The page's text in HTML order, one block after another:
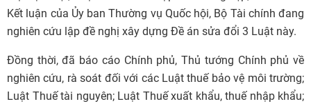
Kết luận của Ủy ban Thường vụ Quốc hội, Bộ Tài chính đang
nghiên cứu lập đề nghị xây dựng Đề án sửa đổi 3 Luật này.
Đồng thời, đã báo cáo Chính phủ, Thủ tướng Chính phủ về
nghiên cứu, rà soát đối với các Luật thuế bảo vệ môi trường;
Luật Thuế tài nguyên; Luật Thuế xuất khẩu, thuế nhập khẩu;